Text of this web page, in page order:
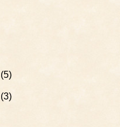
(5)
(3)